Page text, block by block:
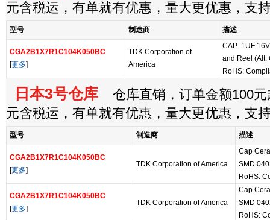
元含税运，有单就有优惠，量大更优惠，支
型号 制造商 描述
CGA2B1X7R1C104K050BC
[更多]
TDK Corporation of
America
CAP .1UF
and Reel (Alt:
RoHS:
日本3号仓库 仓库直销，订单金额100元
元含税运，有单就有优惠，量大更优惠，支
型号 制造商 描述
CGA2B1X7R1C104K050BC
[更多]
TDK Corporation of America
Cap
SMD
RoHS:
CGA2B1X7R1C104K050BC
[更多]
TDK Corporation of America
Cap
SMD
RoHS: